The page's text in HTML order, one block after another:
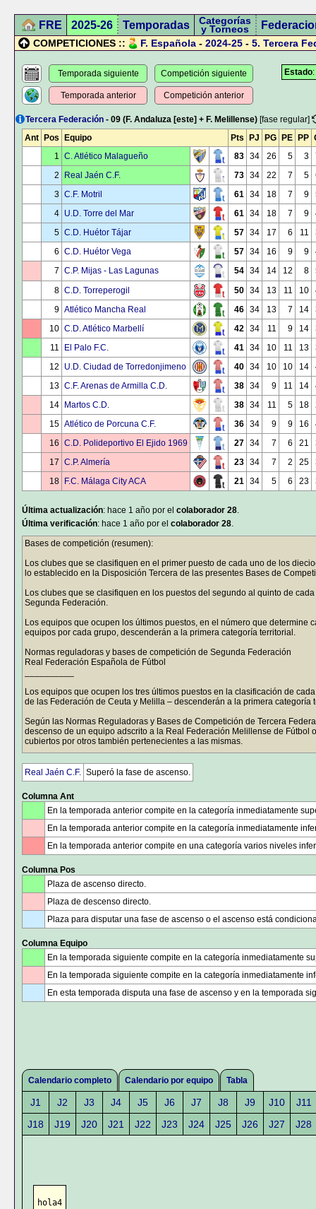
FRE 2025-26 Temporadas Categorías
y Torneos
COMPETICIONES :: F. Española - 2024-25 - 5. Tercera
Estado
Temporada siguiente
Temporada anterior
Competición siguiente
Competición anterior
Tercera Federación - 09 (F. Andaluza [este] + F. Melillense) [fase regular]
Ant
Pos Equipo Pts PJ PG PE PP
1 C. Atlético Malagueño 83 34 26 5 3
2
Real Jaén C.F. 73 34 22 7 5
3 C.F. Motril 61 34 18 7 9
4 U.D. Torre del Mar 61 34 18 7 9
5 C.D. Huétor Tájar 57 34 17 6 11
6 C.D. Huétor Vega 57 34 16 9 9
7 C.P. Mijas - Las Lagunas 54 34 14 12 8
8 C.D. Torreperogil 50 34 13 11 10
9 Atlético Mancha Real 46 34 13 7 14
10 C.D. Atlético Marbellí 42 34 11 9 14
11
El Palo F.C. 41 34 10 11 13
12
U.D. Ciudad de Torredonjimeno 40 34 10 10 14
13 C.F. Arenas de Armilla C.D. 38 34 9 11 14
14
Martos C.D. 38 34 11 5 18
15 Atlético de Porcuna C.F. 36 34 9 9 16
16 C.D. Polideportivo El Ejido 1969 27 34 7 6 21
17 C.P. Almería 23 34 7 2 25
18
F.C. Málaga City ACA 21 34 5 6 23
Última actualización: hace 1 año por el colaborador 28.
Última verificación: hace 1 año por el colaborador 28.
Bases de competición (resumen):
Los clubes que se clasifiquen en el primer puesto de cada uno de los
lo establecido en la Disposición Tercera de las presentes Bases de
Los clubes que se clasifiquen en los puestos del segundo al quinto de
Segunda Federación.
Los equipos que ocupen los últimos puestos, en el número que determine
equipos por cada grupo, descenderán a la primera categoría territorial.
Normas reguladoras y bases de competición de Segunda Federación
Real Federación Española de Fútbol
Los equipos que ocupen los tres últimos puestos en la clasificación de
de las Federación de Ceuta y Melilla – descenderán a la primera categoría
Según las Normas Reguladoras y Bases de Competición de Tercera
descenso de un equipo adscrito a la Real Federación Melillense de
cubiertos por otros también pertenecientes a las mismas.
En cualquiera de los dos casos, el derecho de ascenso quedará
equipo de la Real Federación Melillense de Fútbol o de la Real Federación
Si los grupos 9 y 10 de Tercera Federación, tras consumarse los
con un número de equipos superior a los establecidos para la
Tercera División RFEF correspondiente, los equipos que ocupen los
puntuación, quedando los grupos finalmente constituidos por dieciocho
Circular nº 9 de la Real Federación Andaluza de Fútbol.
Sevilla, 25 de julio de 2024.
Real Jaén C.F. Superó la fase de ascenso.
Columna Ant
En la temporada anterior compite en la categoría inmediatamente
En la temporada anterior compite en la categoría inmediatamente
En la temporada anterior compite en una categoría varios niveles
Columna Pos
Plaza de ascenso directo.
Plaza de descenso directo.
Plaza para disputar una fase de ascenso o el ascenso está
Columna Equipo
En la temporada siguiente compite en la categoría inmediatamente
En la temporada siguiente compite en la categoría inmediatamente
En esta temporada disputa una fase de ascenso y en la temporada
Calendario completo Calendario por equipo Tabla
J1 J2 J3 J4 J5 J6 J7 J8 J9 J10
J11
J18
J19 J20 J21 J22 J23 J24 J25 J26 J27 J28
hola4